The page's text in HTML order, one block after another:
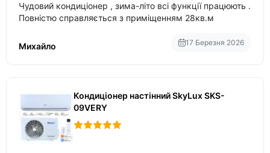
Чудовий кондиціонер , зима-літо всі функції працюють .
Повністю справляється з приміщенням 28кв.м
Михайло 17 Березня 2026
Кондиціонер настінний SkyLux SKS-
09VERY